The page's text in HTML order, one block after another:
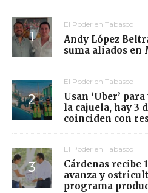
El Poder en Tabasco
Andy López
suma aliados en
El Poder en Tabasco
Usan ‘Uber’
la cajuela, hay 3
coinciden con
El Poder en Tabasco
Cárdenas recibe
avanza y
programa